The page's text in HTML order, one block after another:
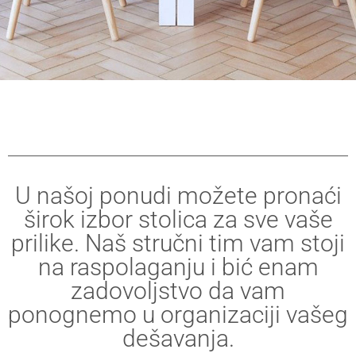
U našoj ponudi možete pronaći
širok izbor stolica za sve vaše
prilike. Naš stručni tim vam stoji
na raspolaganju i bić enam
zadovoljstvo da vam
ponognemo u organizaciji vašeg
dešavanja.